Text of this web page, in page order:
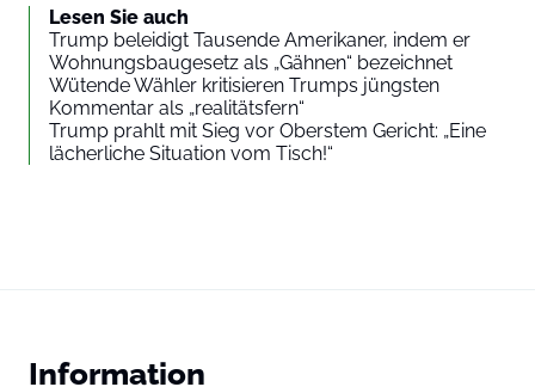
Lesen Sie auch
Trump beleidigt Tausende Amerikaner, indem er
Wohnungsbaugesetz als „Gähnen“ bezeichnet
Wütende Wähler kritisieren Trumps jüngsten
Kommentar als „realitätsfern“
Trump prahlt mit Sieg vor Oberstem Gericht: „Eine
lächerliche Situation vom Tisch!“
Information